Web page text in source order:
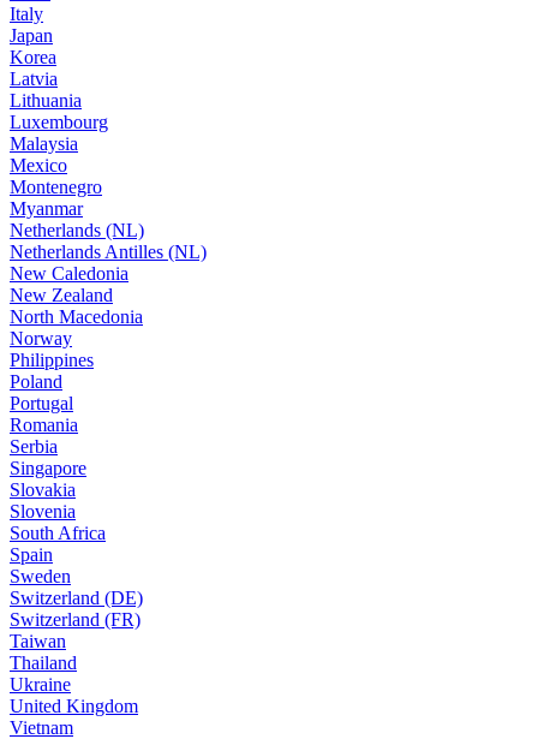
Italy
Japan
Korea
Latvia
Lithuania
Luxembourg
Malaysia
Mexico
Montenegro
Myanmar
Netherlands (NL)
Netherlands Antilles (NL)
New Caledonia
New Zealand
North Macedonia
Norway
Philippines
Poland
Portugal
Romania
Serbia
Singapore
Slovakia
Slovenia
South Africa
Spain
Sweden
Switzerland (DE)
Switzerland (FR)
Taiwan
Thailand
Ukraine
United Kingdom
Vietnam